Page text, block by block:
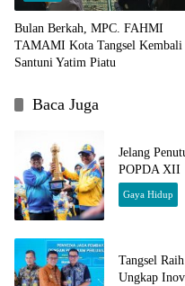
Bulan Berkah, MPC. FAHMI
TAMAMI Kota Tangsel Kembali
Santuni Yatim Piatu
Baca Juga
Jelang
POPDA XII
Gaya Hidup
Tangsel
Ungkap